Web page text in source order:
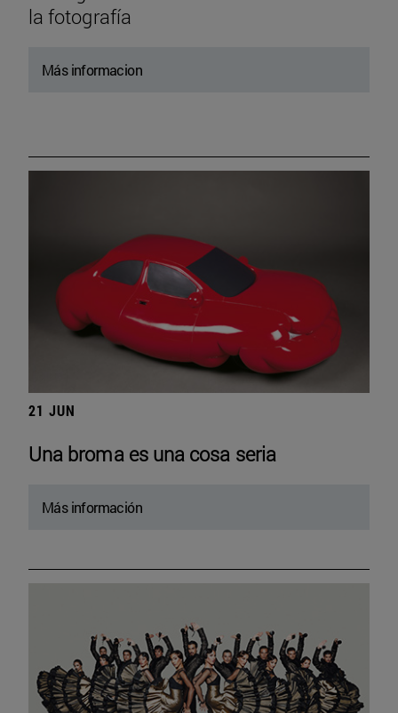
la fotografía
Más informacion
21 JUN
Una broma es una cosa seria
Más información